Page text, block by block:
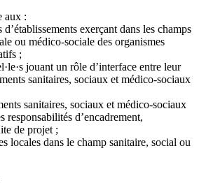
aux :
d’établissements exerçant dans les champs
ou médico-sociale des organismes
;
jouant un rôle d’interface entre leur
sanitaires, sociaux et médico-sociaux
sanitaires, sociaux et médico-sociaux
responsabilités d’encadrement,
de projet ;
locales dans le champ sanitaire, social ou